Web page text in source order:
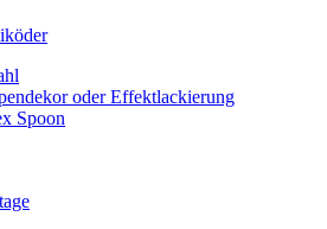
oder Effektlackierung
Spoon